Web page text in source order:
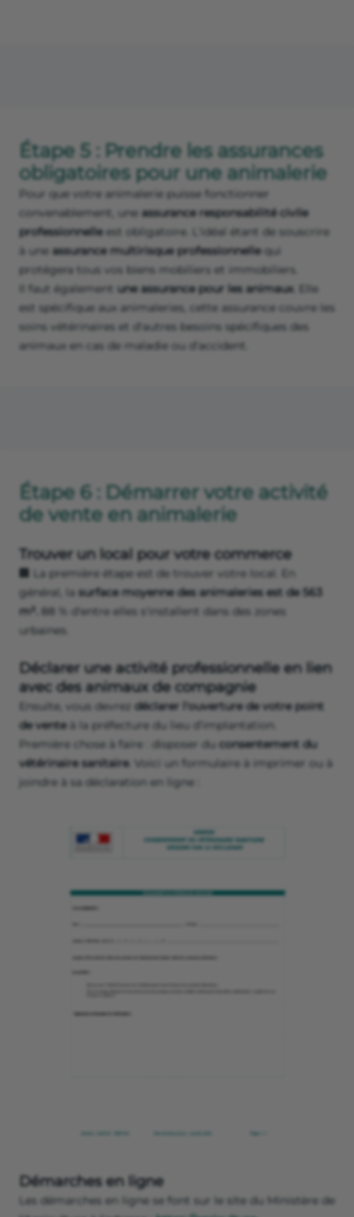
Étape 5 : Prendre les assurances
obligatoires pour une animalerie
Pour que votre animalerie puisse fonctionner
convenablement, une assurance responsabilité civile
professionnelleest obligatoire. L'idéal étant de souscrire
à une assurance multirisque professionnellequi
protégera tous vos biens mobiliers et immobiliers.
Il faut également une assurance pour les animaux. Elle
est spécifique aux animaleries, cette assurance couvre les
soins vétérinaires et d'autres besoins spécifiques des
animaux en cas de maladie ou d'accident.
Étape 6 : Démarrer votre activité
de vente en animalerie
Trouver un local pour votre commerce
🏢 La première étape est de trouver votre local. En
général, la surface moyenne des animaleries est de 563
m². 88 % d'entre elles s'installent dans des zones
urbaines.
Déclarer une activité professionnelle en lien
avec des animaux de compagnie
Ensuite, vous devrez déclarer l'ouverture de votre point
de venteà la préfecture du lieu d'implantation.
Première chose à faire : disposer du consentement du
vétérinaire sanitaire. Voici un formulaire à imprimer ou à
joindre à sa déclaration en ligne :
Démarches en ligne
Les démarches en ligne se font sur le site du Ministère de